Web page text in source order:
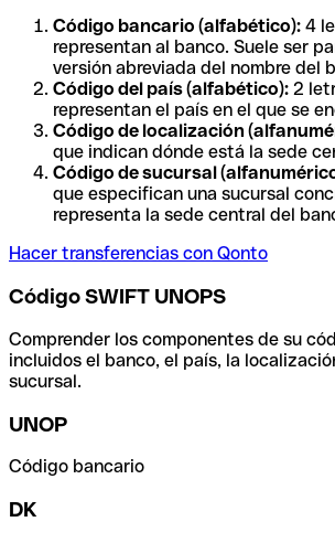
Código bancario (alfabético): 4
representan al banco. Suele ser
versión abreviada del nombre del
Código del país (alfabético): 2
representan el país en el que se
Código de localización
que indican dónde está la sede
Código de sucursal
que especifican una sucursal
representa la sede central del
Hacer transferencias con Qonto
Código SWIFT UNOPS
Comprender los componentes de su
incluidos el banco, el país, la
sucursal.
UNOP
Código bancario
DK